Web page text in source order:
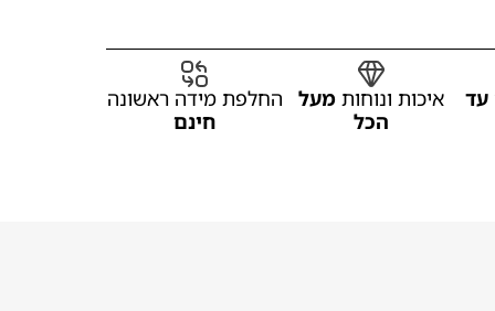
עד איכות ונוחות מעל
הכל
החלפת מידה ראשונה
חינם